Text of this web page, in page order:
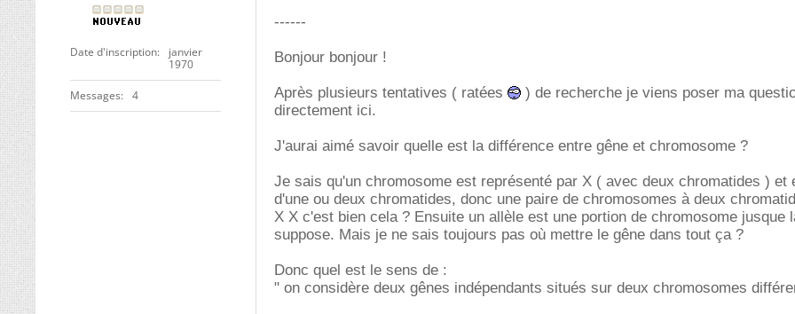
Date d'inscription
janvier
1970
Messages 4
------
Bonjour bonjour !
Après plusieurs tentatives ( ratées
) de recherche je viens poser ma
directement ici.
J'aurai aimé savoir quelle est la différence entre gêne et chromosome ?
Je sais qu'un chromosome est représenté par X ( avec deux chromatides ) et
d'une ou deux chromatides, donc une paire de chromosomes à deux
X X c'est bien cela ? Ensuite un allèle est une portion de chromosome jusque
suppose. Mais je ne sais toujours pas où mettre le gêne dans tout ça ?
Donc quel est le sens de :
" on considère deux gênes indépendants situés sur deux chromosomes